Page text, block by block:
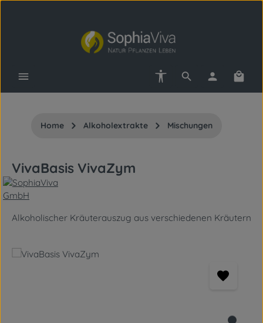
Zum Hauptinhalt springen
Werkzeugleiste anzeigen
Home Alkoholextrakte Mischungen
VivaBasis VivaZym
Alkoholischer Kräuterauszug aus verschiedenen Kräutern
Bildergalerie überspringen